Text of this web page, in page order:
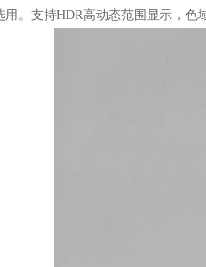
用。支持HDR高动态范围显示，色